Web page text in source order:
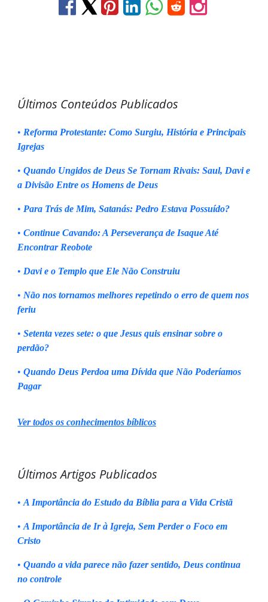
Últimos Conteúdos Publicados
• Reforma Protestante: Como Surgiu, História e Principais
Igrejas
• Quando Ungidos de Deus Se Tornam Rivais: Saul, Davi e
a Divisão Entre os Homens de Deus
• Para Trás de Mim, Satanás: Pedro Estava Possuído?
• Continue Cavando: A Perseverança de Isaque Até
Encontrar Reobote
• Davi e o Templo que Ele Não Construiu
• Não nos tornamos melhores repetindo o erro de quem nos
feriu
• Setenta vezes sete: o que Jesus quis ensinar sobre o
perdão?
• Quando Deus Perdoa uma Dívida que Não Poderíamos
Pagar
Ver todos os conhecimentos bíblicos
Últimos Artigos Publicados
• A Importância do Estudo da Bíblia para a Vida Cristã
• A Importância de Ir à Igreja, Sem Perder o Foco em
Cristo
• Quando a vida parece não fazer sentido, Deus continua
no controle